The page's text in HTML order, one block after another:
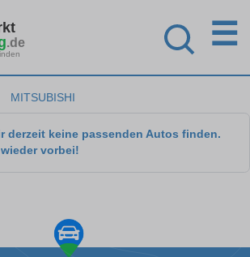
.de ☰
MITSUBISHI
derzeit keine passenden Autos finden.
vorbei!